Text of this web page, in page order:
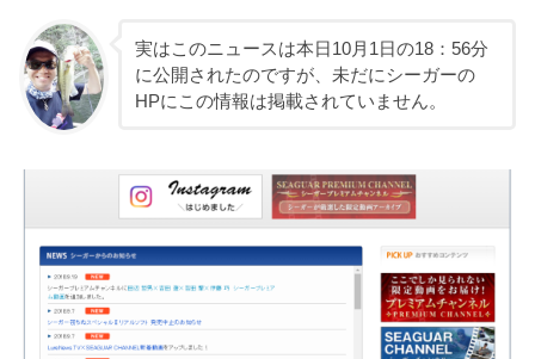
実はこのニュースは本日10月1日の18：56分
に公開されたのですが、未だにシーガーの
HPにこの情報は掲載されていません。